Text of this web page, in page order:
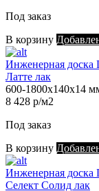
Под заказ
В корзину
Инженерная доска
Латте лак
600-1800х140х14
8 428 р/м2
Под заказ
В корзину
Инженерная доска
Селект Солид лак